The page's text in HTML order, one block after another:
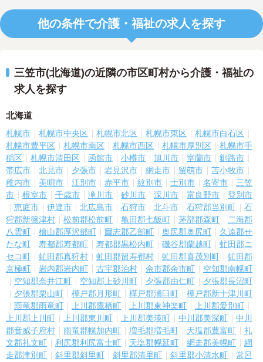
他の条件で介護・福祉の求人を探す
三笠市(北海道)の近隣の市区町村から介護・福祉の
求人を探す
北海道
札幌市 札幌市中央区 札幌市北区 札幌市東区
札幌市白石区
札幌市豊平区
札幌市南区 札幌市西区 札幌市厚別区
札幌市手
稲区
札幌市清田区 函館市 小樽市 旭川市 室蘭市
釧路市
帯広市
北見市 夕張市 岩見沢市 網走市 留萌市
苫小牧市
稚内市
美唄市 江別市 赤平市 紋別市 士別市 名寄市
三笠
市
根室市 千歳市 滝川市 砂川市 深川市 富良野市
登別市
恵庭市
伊達市 北広島市 石狩市 北斗市 石狩郡当別町
石
狩郡新篠津村
松前郡松前町 亀田郡七飯町 茅部郡森町
二海郡
八雲町
檜山郡厚沢部町 爾志郡乙部町 奥尻郡奥尻町
久遠郡せ
たな町
寿都郡寿都町 寿都郡黒松内町 磯谷郡蘭越町
虻田郡ニ
セコ町
虻田郡真狩村 虻田郡留寿都村 虻田郡喜茂別町
虻田郡
京極町
岩内郡岩内町 古宇郡泊村 余市郡余市町
空知郡南幌町
空知郡奈井江町
空知郡上砂川町 夕張郡由仁町
夕張郡長沼町
夕張郡栗山町
樺戸郡月形町 樺戸郡浦臼町
樺戸郡新十津川町
雨竜郡雨竜町
上川郡鷹栖町 上川郡東神楽町
上川郡愛別町
上川郡上川町
上川郡東川町 上川郡美瑛町 中川郡美深町
中川
郡音威子府村
雨竜郡幌加内町 増毛郡増毛町 天塩郡豊富町
礼
文郡礼文町
利尻郡利尻富士町 天塩郡幌延町 網走郡美幌町
網
走郡津別町
斜里郡斜里町 斜里郡清里町 斜里郡小清水町
常呂